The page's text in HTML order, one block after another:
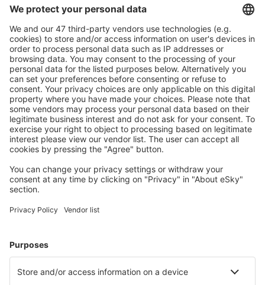
Rezervare fără griji cu opțiune gratuită de anulare.
Economiseşte mai mult
Prețuri atractive și oferte speciale pentru utilizatorii
conectați.
Cazarea preferată
Alege din peste 1,3 mil. de opţiuni: hoteluri, cabane,
apartamente și altele.
Cele mai căutate cazări de către utilizatorii eSky
Cazare în Costa Rica - Orașe populare
Cazare în San Jose
Cazare în Fortuna Cazare Bagaces Cazare Playa Azul